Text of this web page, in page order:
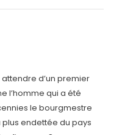
d’un premier
l’homme qui a été
le bourgmestre
endettée du pays